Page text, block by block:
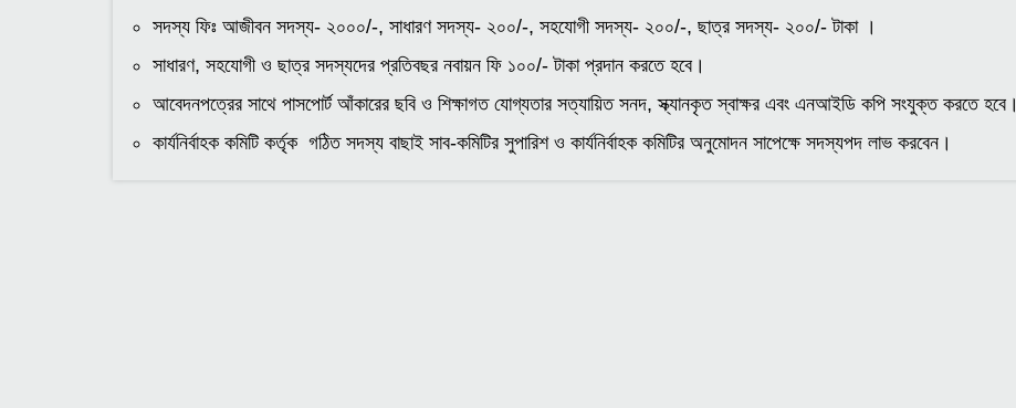
সদস্য ফিঃ আজীবন সদস্য- ২০০০/-, সাধারণ সদস্য- ২০০/-, সহযোগী সদস্য- ২০০/-, ছাত্র সদস্য- ২০০/- টাকা ।
সাধারণ, সহযোগী ও ছাত্র সদস্যদের প্রতিবছর নবায়ন ফি ১০০/- টাকা প্রদান করতে হবে।
আবেদনপত্রের সাথে পাসপোর্ট আঁকারের ছবি ও শিক্ষাগত যোগ্যতার সত্যায়িত সনদ, স্ক্যানকৃত স্বাক্ষর এবং এনআইডি কপি সংযুক্ত করতে হবে।
কার্যনির্বাহক কমিটি কর্তৃক গঠিত সদস্য বাছাই সাব-কমিটির সুপারিশ ও কার্যনির্বাহক কমিটির অনুমোদন সাপেক্ষে সদস্যপদ লাভ করবেন।